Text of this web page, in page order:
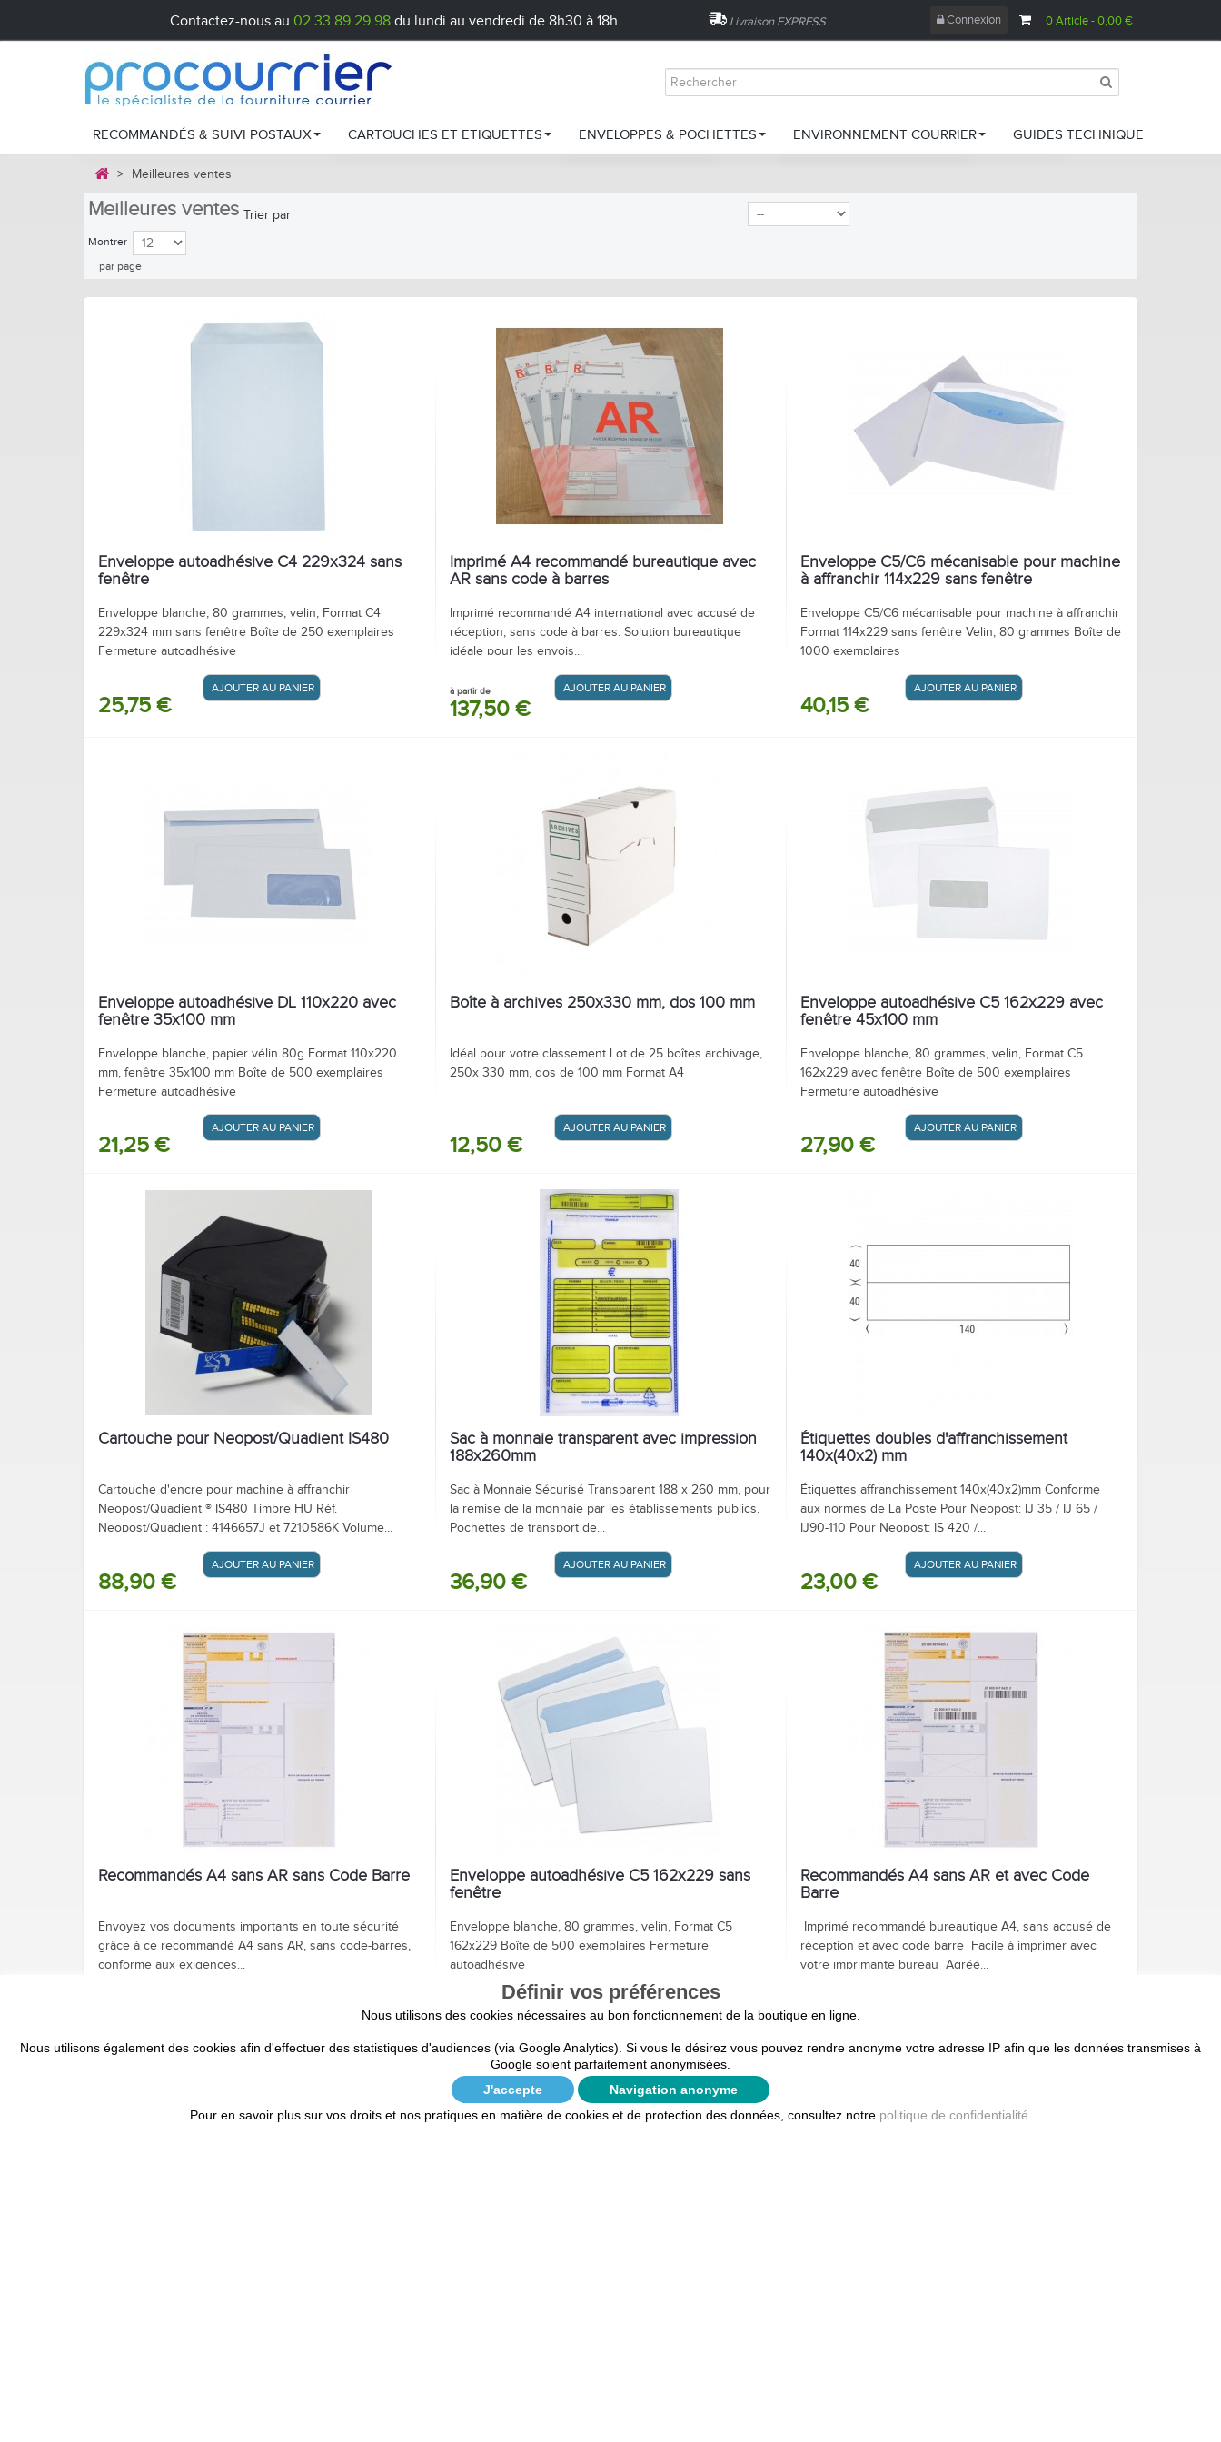
Contactez-nous au 02 33 89 29 98 du lundi au vendredi de 8h30 à 18h Livraison EXPRESS 0Article- 0,00 €
Connexion
RECOMMANDÉS & SUIVI POSTAUX
Liasses Colissimo
Chronopost
Comment choisir vos recommandés ?
CARTOUCHES ET ETIQUETTES
Entretien pour machines à affranchir
Cartouches pour traceur
Quelle cartouche pour ma machine à affranchir?
ENVELOPPES & POCHETTES
Pochettes porte document
Enveloppes pour machine de mise sous pli
Enveloppes autoadhésives
Enveloppes blanches
ENVIRONNEMENT COURRIER
Tampons encreur
GUIDES TECHNIQUE
> Meilleures ventes
Meilleures ventes Trier par
Montrer
par page
Enveloppe autoadhésive C4 229x324 sans
fenêtre
Enveloppe blanche, 80 grammes, velin, Format C4
229x324 mm sans fenêtre Boîte de 250 exemplaires
Fermeture autoadhésive
25,75 €
AJOUTER AU PANIER / DEVIS
Imprimé A4 recommandé bureautique avec
AR sans code à barres
Imprimé recommandé A4 international avec accusé de
réception, sans code à barres. Solution bureautique
idéale pour les envois...
à partir de
137,50 €
AJOUTER AU PANIER / DEVIS
Enveloppe C5/C6 mécanisable pour machine
à affranchir 114x229 sans fenêtre
Enveloppe C5/C6 mécanisable pour machine à affranchir
Format 114x229 sans fenêtre Velin, 80 grammes Boîte de
1000 exemplaires
40,15 €
AJOUTER AU PANIER / DEVIS
Enveloppe autoadhésive DL 110x220 avec
fenêtre 35x100 mm
Enveloppe blanche, papier vélin 80g Format 110x220
mm, fenêtre 35x100 mm Boîte de 500 exemplaires
Fermeture autoadhésive
21,25 €
AJOUTER AU PANIER / DEVIS
Boîte à archives 250x330 mm, dos 100 mm
Idéal pour votre classement Lot de 25 boîtes archivage,
250x 330 mm, dos de 100 mm Format A4
12,50 €
AJOUTER AU PANIER / DEVIS
Enveloppe autoadhésive C5 162x229 avec
fenêtre 45x100 mm
Enveloppe blanche, 80 grammes, velin, Format C5
162x229 avec fenêtre Boîte de 500 exemplaires
Fermeture autoadhésive
27,90 €
AJOUTER AU PANIER / DEVIS
Cartouche pour Neopost/Quadient IS480
Cartouche d'encre pour machine à affranchir
Neopost/Quadient ® IS480 Timbre HU Réf.
Neopost/Quadient : 4146657J et 7210586K Volume...
88,90 €
AJOUTER AU PANIER / DEVIS
Sac à monnaie transparent avec impression
188x260mm
Sac à Monnaie Sécurisé Transparent 188 x 260 mm, pour
la remise de la monnaie par les établissements publics.
Pochettes de transport de...
36,90 €
AJOUTER AU PANIER / DEVIS
Étiquettes doubles d'affranchissement
140x(40x2) mm
Étiquettes affranchissement 140x(40x2)mm Conforme
aux normes de La Poste Pour Neopost: IJ 35 / IJ 65 /
IJ90-110 Pour Neopost: IS 420 /...
23,00 €
AJOUTER AU PANIER / DEVIS
Recommandés A4 sans AR sans Code Barre
Envoyez vos documents importants en toute sécurité
grâce à ce recommandé A4 sans AR, sans code-barres,
conforme aux exigences...
Enveloppe autoadhésive C5 162x229 sans
fenêtre
Enveloppe blanche, 80 grammes, velin, Format C5
162x229 Boîte de 500 exemplaires Fermeture
autoadhésive
25,75 €
AJOUTER AU PANIER / DEVIS
Recommandés A4 sans AR et avec Code
Barre
Imprimé recommandé bureautique A4, sans accusé de
réception et avec code barre Facile à imprimer avec
votre imprimante bureau Agréé...
39,90 €
1 2 3 4 5 6
Définir vos préférences
Nous utilisons des cookies nécessaires au bon fonctionnement de la boutique en ligne.
Nous utilisons également des cookies afin d'effectuer des statistiques d'audiences (via Google Analytics). Si vous le désirez vous pouvez rendre anonyme votre adresse IP afin que les données transmises à
Google soient parfaitement anonymisées.
J'accepte
Navigation anonyme
Pour en savoir plus sur vos droits et nos pratiques en matière de cookies et de protection des données, consultez notre politique de confidentialité